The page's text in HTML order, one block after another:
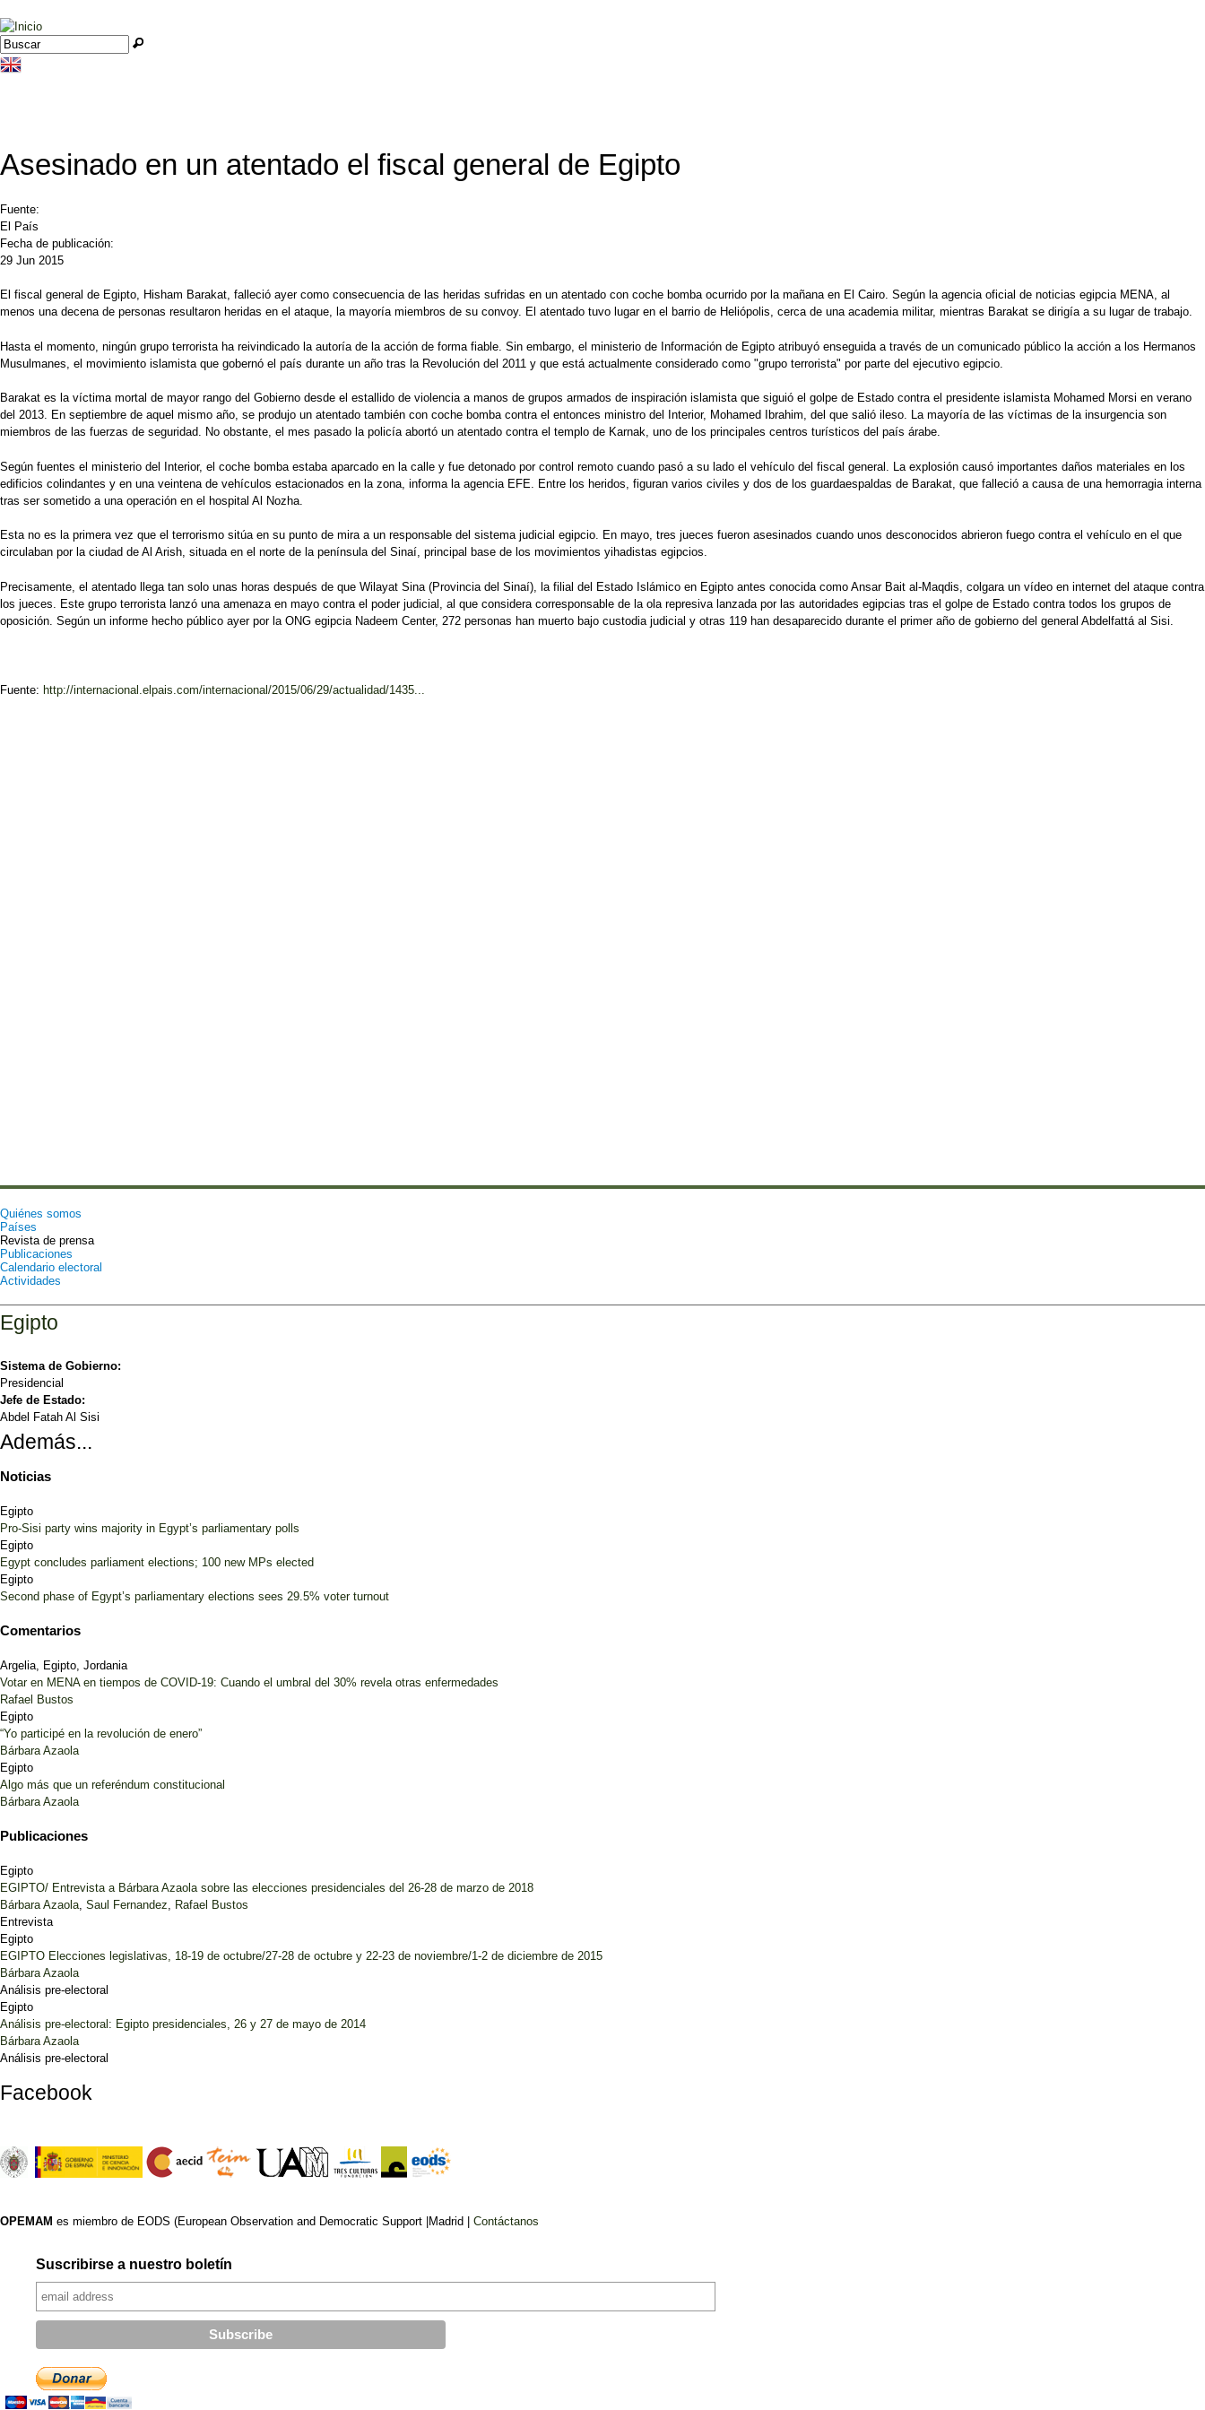
Jump to navigation
Formulario de búsqueda
Buscar
Asesinado en un atentado el fiscal general de Egipto
Fuente:
El País
Fecha de publicación:
29 Jun 2015
El fiscal general de Egipto, Hisham Barakat, falleció ayer como consecuencia de las heridas sufridas en un atentado con coche bomba ocurrido por la mañana en El Cairo. Según la agencia oficial de noticias egipcia MENA, al
menos una decena de personas resultaron heridas en el ataque, la mayoría miembros de su convoy. El atentado tuvo lugar en el barrio de Heliópolis, cerca de una academia militar, mientras Barakat se dirigía a su lugar de trabajo.
Hasta el momento, ningún grupo terrorista ha reivindicado la autoría de la acción de forma fiable. Sin embargo, el ministerio de Información de Egipto atribuyó enseguida a través de un comunicado público la acción a los Hermanos
Musulmanes, el movimiento islamista que gobernó el país durante un año tras la Revolución del 2011 y que está actualmente considerado como "grupo terrorista" por parte del ejecutivo egipcio.
Barakat es la víctima mortal de mayor rango del Gobierno desde el estallido de violencia a manos de grupos armados de inspiración islamista que siguió el golpe de Estado contra el presidente islamista Mohamed Morsi en verano
del 2013. En septiembre de aquel mismo año, se produjo un atentado también con coche bomba contra el entonces ministro del Interior, Mohamed Ibrahim, del que salió ileso. La mayoría de las víctimas de la insurgencia son
miembros de las fuerzas de seguridad. No obstante, el mes pasado la policía abortó un atentado contra el templo de Karnak, uno de los principales centros turísticos del país árabe.
Según fuentes el ministerio del Interior, el coche bomba estaba aparcado en la calle y fue detonado por control remoto cuando pasó a su lado el vehículo del fiscal general. La explosión causó importantes daños materiales en los
edificios colindantes y en una veintena de vehículos estacionados en la zona, informa la agencia EFE. Entre los heridos, figuran varios civiles y dos de los guardaespaldas de Barakat, que falleció a causa de una hemorragia interna
tras ser sometido a una operación en el hospital Al Nozha.
Esta no es la primera vez que el terrorismo sitúa en su punto de mira a un responsable del sistema judicial egipcio. En mayo, tres jueces fueron asesinados cuando unos desconocidos abrieron fuego contra el vehículo en el que
circulaban por la ciudad de Al Arish, situada en el norte de la península del Sinaí, principal base de los movimientos yihadistas egipcios.
Precisamente, el atentado llega tan solo unas horas después de que Wilayat Sina (Provincia del Sinaí), la filial del Estado Islámico en Egipto antes conocida como Ansar Bait al-Maqdis, colgara un vídeo en internet del ataque contra
los jueces. Este grupo terrorista lanzó una amenaza en mayo contra el poder judicial, al que considera corresponsable de la ola represiva lanzada por las autoridades egipcias tras el golpe de Estado contra todos los grupos de
oposición. Según un informe hecho público ayer por la ONG egipcia Nadeem Center, 272 personas han muerto bajo custodia judicial y otras 119 han desaparecido durante el primer año de gobierno del general Abdelfattá al Sisi.
Fuente: http://internacional.elpais.com/internacional/2015/06/29/actualidad/1435...
Quiénes somos
Países
Revista de prensa
Publicaciones
Calendario electoral
Actividades
Egipto
Sistema de Gobierno:
Presidencial
Jefe de Estado:
Abdel Fatah Al Sisi
Además...
Noticias
Egipto
Pro-Sisi party wins majority in Egypt’s parliamentary polls
Egipto
Egypt concludes parliament elections; 100 new MPs elected
Egipto
Second phase of Egypt’s parliamentary elections sees 29.5% voter turnout
Comentarios
Argelia, Egipto, Jordania
Votar en MENA en tiempos de COVID-19: Cuando el umbral del 30% revela otras enfermedades
Rafael Bustos
Egipto
“Yo participé en la revolución de enero”
Bárbara Azaola
Egipto
Algo más que un referéndum constitucional
Bárbara Azaola
Publicaciones
Egipto
EGIPTO/ Entrevista a Bárbara Azaola sobre las elecciones presidenciales del 26-28 de marzo de 2018
Bárbara Azaola, Saul Fernandez, Rafael Bustos
Entrevista
Egipto
EGIPTO Elecciones legislativas, 18-19 de octubre/27-28 de octubre y 22-23 de noviembre/1-2 de diciembre de 2015
Bárbara Azaola
Análisis pre-electoral
Egipto
Análisis pre-electoral: Egipto presidenciales, 26 y 27 de mayo de 2014
Bárbara Azaola
Análisis pre-electoral
Facebook
OPEMAM es miembro de EODS (European Observation and Democratic Support |Madrid | Contáctanos
Suscribirse a nuestro boletín